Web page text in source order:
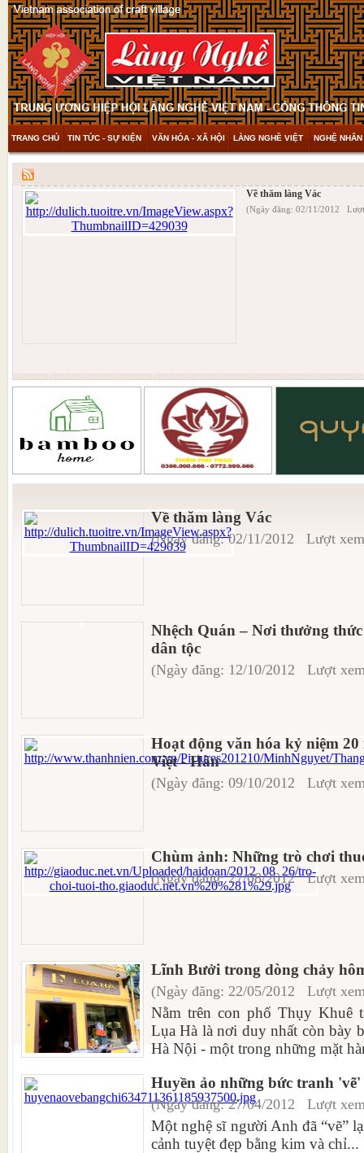
TRANG CHỦ TIN TỨC - SỰ KIỆN VĂN HÓA - XÃ HỘI LÀNG NGHỀ VIỆT NGHỆ
THAM KHẢO & KHÁM PHÁ VIDEO
Về thăm làng Vác
(Ngày đăng: 02/11/2012
Về thăm làng Vác
(Ngày đăng: 02/11/2012 Lượt
Nhệch Quán – Nơi thưởng
dân tộc
(Ngày đăng: 12/10/2012 Lượt
Hoạt động văn hóa kỷ niệm
Việt - Hàn
(Ngày đăng: 09/10/2012 Lượt
Chùm ảnh: Những trò chơi
(Ngày đăng: 27/08/2012 Lượt
Lĩnh Bưởi trong dòng chảy
(Ngày đăng: 22/05/2012 Lượt
Nằm trên con phố Thụy Khuê
Lụa Hà là nơi duy nhất còn bày
Hà Nội - một trong những mặt
Huyền ảo những bức tranh 'vẽ'
(Ngày đăng: 27/04/2012 Lượt
Một nghệ sĩ người Anh đã “vẽ”
cảnh tuyệt đẹp bằng kim và chỉ...